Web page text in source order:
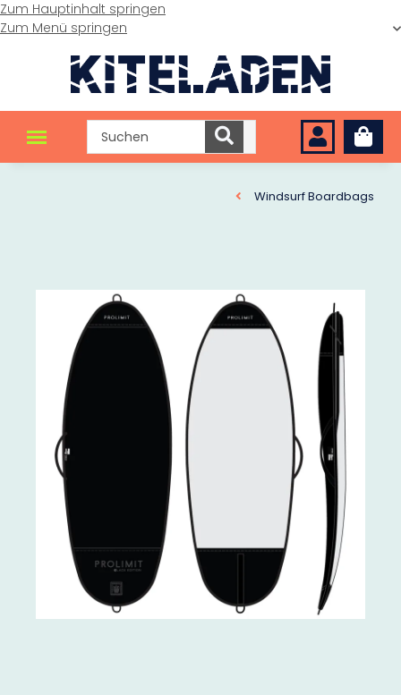
Zum Hauptinhalt springen
Zum Menü springen
Windsurf Boardbags